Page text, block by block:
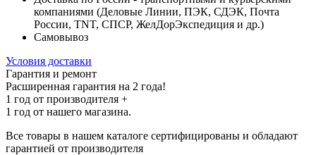
компаниями (Деловые Линии, ПЭК, СДЭК, Почта
России, TNT, СПСР, ЖелДорЭкспедиция и др.)
Самовывоз
Условия доставки
Гарантия и ремонт
Расширенная гарантия на 2 года!
1 год от производителя +
1 год от нашего магазина.
Все товары в нашем каталоге сертифицированы и обладают
гарантией от производителя